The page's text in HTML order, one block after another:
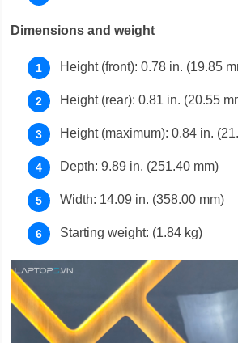
Dimensions and weight
Height (front): 0.78 in. (19.85
Height (rear): 0.81 in. (20.55
Height (maximum): 0.84 in.
Depth: 9.89 in. (251.40 mm)
Width: 14.09 in. (358.00 mm)
Starting weight: (1.84 kg)